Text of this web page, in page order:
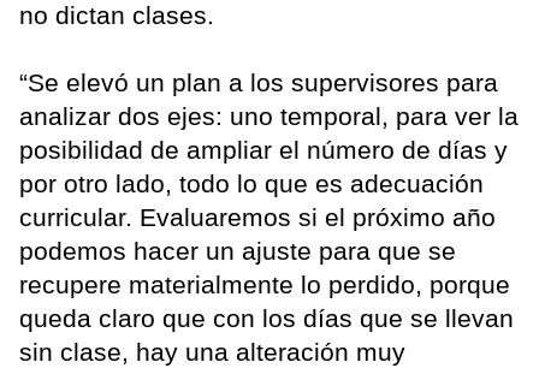
no dictan clases.
“Se elevó un plan a los supervisores para
analizar dos ejes: uno temporal, para ver la
posibilidad de ampliar el número de días y
por otro lado, todo lo que es adecuación
curricular. Evaluaremos si el próximo año
podemos hacer un ajuste para que se
recupere materialmente lo perdido, porque
queda claro que con los días que se llevan
sin clase, hay una alteración muy